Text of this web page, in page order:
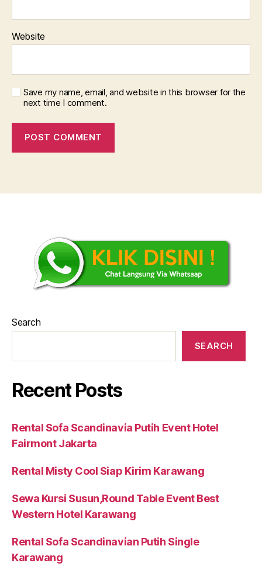
Website
Save my name, email, and website in this browser for the
next time I comment.
Search
SEARCH
Recent Posts
Rental Sofa Scandinavia Putih Event Hotel
Fairmont Jakarta
Rental Misty Cool Siap Kirim Karawang
Sewa Kursi Susun,Round Table Event Best
Western Hotel Karawang
Rental Sofa Scandinavian Putih Single
Karawang